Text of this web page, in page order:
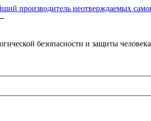
безопасности и защиты человека